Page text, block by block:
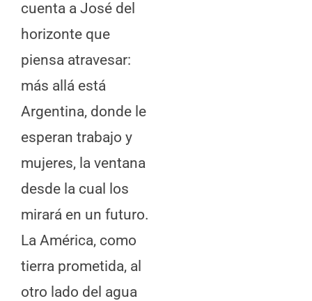
cuenta a José del
horizonte que
piensa atravesar:
más allá está
Argentina, donde le
esperan trabajo y
mujeres, la ventana
desde la cual los
mirará en un futuro.
La América, como
tierra prometida, al
otro lado del agua